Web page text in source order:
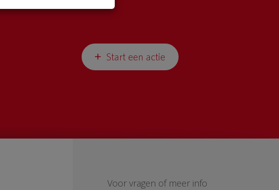
Start een actie
Voor vragen of meer info